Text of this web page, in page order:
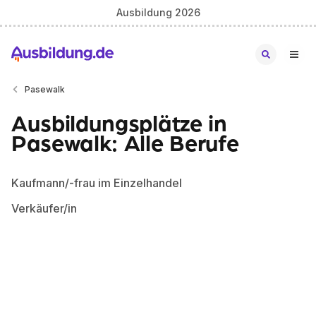
Ausbildung 2026
Pasewalk
Ausbildungsplätze in
Pasewalk: Alle Berufe
Kaufmann/-frau im Einzelhandel
Verkäufer/in